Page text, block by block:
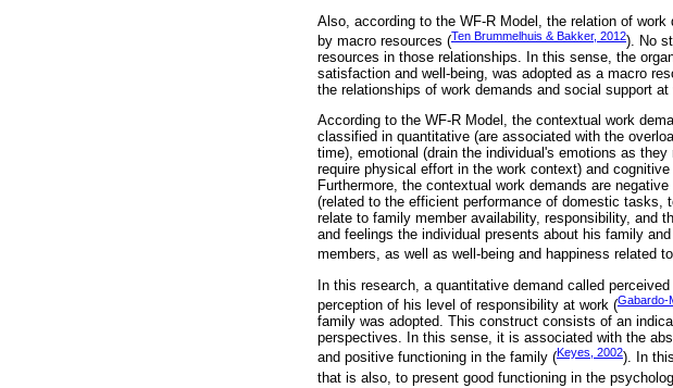
Also, according to the WF-R Model, the relation of
by macro resources (Ten Brummelhuis & Bakker, 2012). No
resources in those relationships. In this sense, the
satisfaction and well-being, was adopted as a macro
the relationships of work demands and social support
According to the WF-R Model, the contextual work
classified in quantitative (are associated with the
time), emotional (drain the individual's emotions as
require physical effort in the work context) and
Furthermore, the contextual work demands are
(related to the efficient performance of domestic tasks,
relate to family member availability, responsibility, and
and feelings the individual presents about his family
members, as well as well-being and happiness related
In this research, a quantitative demand called
perception of his level of responsibility at work (Gabardo-
family was adopted. This construct consists of an
perspectives. In this sense, it is associated with the
and positive functioning in the family (Keyes, 2002). In
that is also, to present good functioning in the